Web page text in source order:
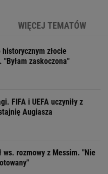
WIĘCEJ TEMATÓW
złocie
zaskoczona"
FIFA i UEFA uczyniły z
Augiasza
ws. rozmowy z Messim. "Nie